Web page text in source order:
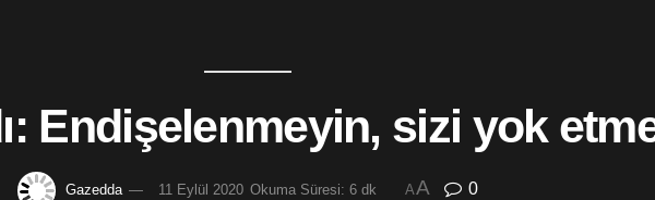
Endişelenmeyin, sizi yok
Gazedda 11 Eylül 2020 Okuma Süresi: 6 dk AA 0